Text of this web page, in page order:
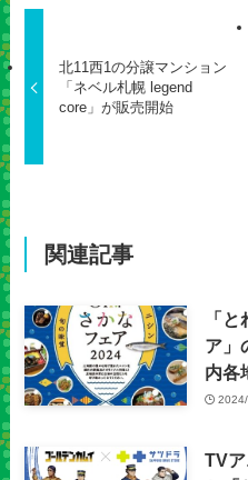
北11西1の分譲マンション
「ネベル札幌 legend
core」が販売開始
関連記事
「
ア」
内各
TVア